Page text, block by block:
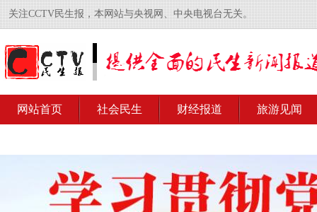
关注CCTV民生报，本网站与央视网、中央电视台无关。
网站首页 社会民生 财经报道 旅游见闻